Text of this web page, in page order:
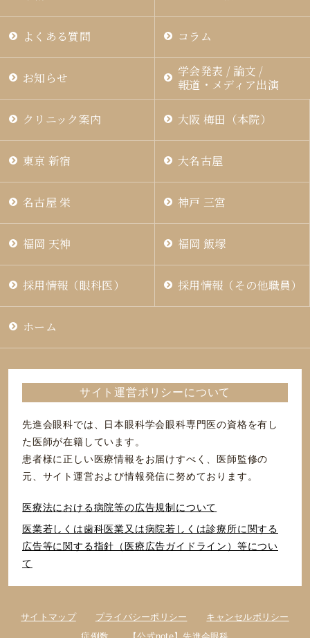
よくある質問 コラム
お知らせ
学会発表 / 論文 /
報道・メディア出演
クリニック案内 大阪 梅田（本院）
東京 新宿 大名古屋
名古屋 栄 神戸 三宮
福岡 天神 福岡 飯塚
採用情報（眼科医） 採用情報（その他職員）
ホーム
サイト運営ポリシーについて
先進会眼科では、日本眼科学会眼科専門医の資格を有し
た医師が在籍しています。
患者様に正しい医療情報をお届けすべく、医師監修の
元、サイト運営および情報発信に努めております。
医療法における病院等の広告規制について
医業若しくは⻭科医業⼜は病院若しくは診療所に関する
広告等に関する指針（医療広告ガイドライン）等につい
て
サイトマップ プライバシーポリシー
キャンセルポリシー